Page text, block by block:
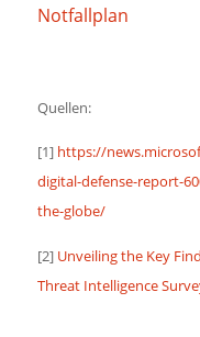
Notfallplan
Quellen:
[1] https://
digital-defense-report-
the-globe/
[2] Unveiling the Key
Threat Intelligence